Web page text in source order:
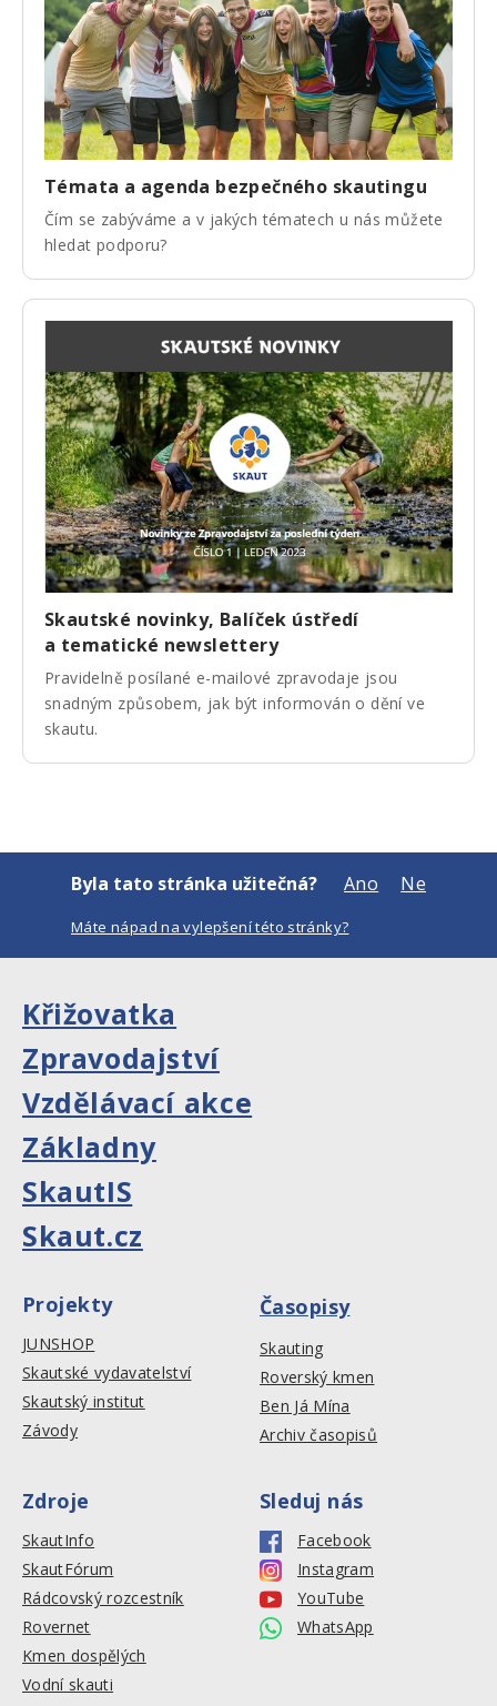
Témata a agenda bezpečného skautingu
Čím se zabýváme a v jakých tématech u nás můžete
hledat podporu?
Skautské novinky, Balíček ústředí
a tematické newslettery
Pravidelně posílané e-mailové zpravodaje jsou
snadným způsobem, jak být informován o dění ve
skautu.
Byla tato stránka užitečná? Ano Ne
Máte nápad na vylepšení této stránky?
Křižovatka
Zpravodajství
Vzdělávací akce
Základny
SkautIS
Skaut.cz
Projekty
JUNSHOP
Skautské vydavatelství
Skautský institut
Závody
Časopisy
Skauting
Roverský kmen
Ben Já Mína
Archiv časopisů
Zdroje
SkautInfo
SkautFórum
Rádcovský rozcestník
Rovernet
Kmen dospělých
Vodní skauti
Sleduj nás
Facebook
Instagram
YouTube
WhatsApp